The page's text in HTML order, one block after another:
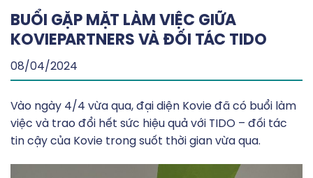
BUỔI GẶP MẶT LÀM VIỆC GIỮA
KOVIEPARTNERS VÀ ĐỐI TÁC TIDO
08/04/2024
Vào ngày 4/4 vừa qua, đại diện Kovie đã có buổi làm
việc và trao đổi hết sức hiệu quả với TIDO – đối tác
tin cậy của Kovie trong suốt thời gian vừa qua.